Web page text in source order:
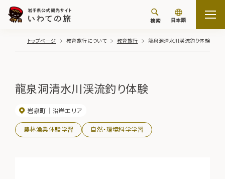
検索 日本語
トップページ 教育旅行について 教育旅行 龍泉洞清水川渓流釣り体験
龍泉洞清水川渓流釣り体験
岩泉町 沿岸エリア
農林漁業体験学習 自然・環境科学学習